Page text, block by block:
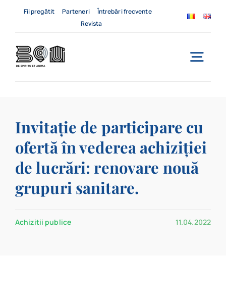
Fii pregătit Parteneri
Întrebări frecvente
Revista
Servicii
Contact
Invitație de participare cu
ofertă în vederea achiziției
de lucrări: renovare nouă
grupuri sanitare.
Achizitii publice 11.04.2022